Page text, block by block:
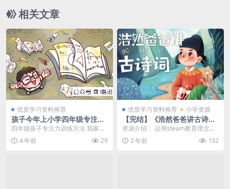
应用题课程
相关文章
优质学习资料推荐
孩子今年上小学四年级专注力
差，四年级孩子专注力训练方
四年级孩子专注力训练方法 我家孩
子今年上小学四年级，老师说我家
孩子的专注力差，让...
4 年前 29
优质学习资料推荐 小学资源
【完结】《浩然爸爸讲古诗
词》小学全年级必备，85集全
古诗词学习资料
资源介绍： 运用steam教育理念，
脱离就古诗词讲古诗词的传统教
学，将国学中的历...
2 年前 132